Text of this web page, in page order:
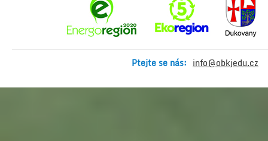
Ptejte se nás: info@obkjedu.cz